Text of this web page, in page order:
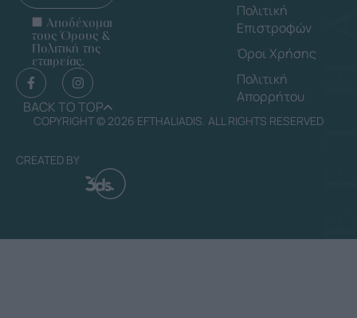
Αποδέχομαι
τους Όρους &
Πολιτική της
εταιρείας.
BACK TO TOP
Πολιτική
Επιστροφών
Όροι Χρήσης
Πολιτική
Απορρήτου
COPYRIGHT © 2026 EFTHALIADIS. ALL RIGHTS RESERVED
CREATED BY